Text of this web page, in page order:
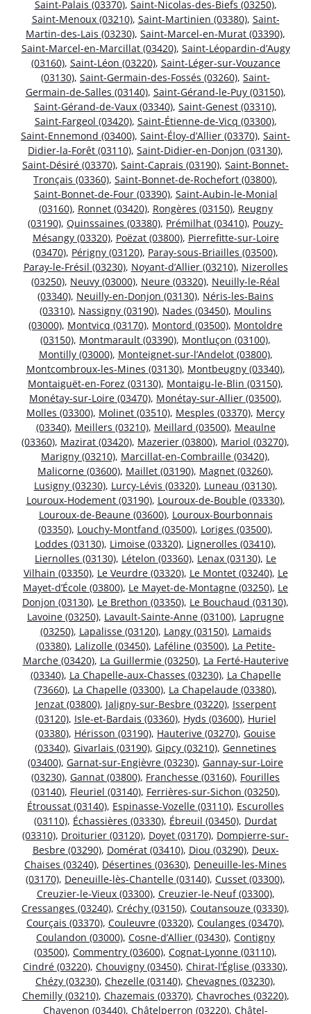
Saint-Palais (03370), Saint-Nicolas-des-Biefs (03250),
Saint-Menoux (03210), Saint-Martinien (03380), Saint-
Martin-des-Lais (03230), Saint-Marcel-en-Murat (03390),
Saint-Marcel-en-Marcillat (03420), Saint-Léopardin-d’Augy
(03160), Saint-Léon (03220), Saint-Léger-sur-Vouzance
(03130), Saint-Germain-des-Fossés (03260), Saint-
Germain-de-Salles (03140), Saint-Gérand-le-Puy (03150),
Saint-Gérand-de-Vaux (03340), Saint-Genest (03310),
Saint-Fargeol (03420), Saint-Étienne-de-Vicq (03300),
Saint-Ennemond (03400), Saint-Éloy-d’Allier (03370), Saint-
Didier-la-Forêt (03110), Saint-Didier-en-Donjon (03130),
Saint-Désiré (03370), Saint-Caprais (03190), Saint-Bonnet-
Tronçais (03360), Saint-Bonnet-de-Rochefort (03800),
Saint-Bonnet-de-Four (03390), Saint-Aubin-le-Monial
(03160), Ronnet (03420), Rongères (03150), Reugny
(03190), Quinssaines (03380), Prémilhat (03410), Pouzy-
Mésangy (03320), Poëzat (03800), Pierrefitte-sur-Loire
(03470), Périgny (03120), Paray-sous-Briailles (03500),
Paray-le-Frésil (03230), Noyant-d’Allier (03210), Nizerolles
(03250), Neuvy (03000), Neure (03320), Neuilly-le-Réal
(03340), Neuilly-en-Donjon (03130), Néris-les-Bains
(03310), Nassigny (03190), Nades (03450), Moulins
(03000), Montvicq (03170), Montord (03500), Montoldre
(03150), Montmarault (03390), Montluçon (03100),
Montilly (03000), Monteignet-sur-l’Andelot (03800),
Montcombroux-les-Mines (03130), Montbeugny (03340),
Montaiguët-en-Forez (03130), Montaigu-le-Blin (03150),
Monétay-sur-Loire (03470), Monétay-sur-Allier (03500),
Molles (03300), Molinet (03510), Mesples (03370), Mercy
(03340), Meillers (03210), Meillard (03500), Meaulne
(03360), Mazirat (03420), Mazerier (03800), Mariol (03270),
Marigny (03210), Marcillat-en-Combraille (03420),
Malicorne (03600), Maillet (03190), Magnet (03260),
Lusigny (03230), Lurcy-Lévis (03320), Luneau (03130),
Louroux-Hodement (03190), Louroux-de-Bouble (03330),
Louroux-de-Beaune (03600), Louroux-Bourbonnais
(03350), Louchy-Montfand (03500), Loriges (03500),
Loddes (03130), Limoise (03320), Lignerolles (03410),
Liernolles (03130), Lételon (03360), Lenax (03130), Le
Vilhain (03350), Le Veurdre (03320), Le Montet (03240), Le
Mayet-d’École (03800), Le Mayet-de-Montagne (03250), Le
Donjon (03130), Le Brethon (03350), Le Bouchaud (03130),
Lavoine (03250), Lavault-Sainte-Anne (03100), Laprugne
(03250), Lapalisse (03120), Langy (03150), Lamaids
(03380), Lalizolle (03450), Laféline (03500), La Petite-
Marche (03420), La Guillermie (03250), La Ferté-Hauterive
(03340), La Chapelle-aux-Chasses (03230), La Chapelle
(73660), La Chapelle (03300), La Chapelaude (03380),
Jenzat (03800), Jaligny-sur-Besbre (03220), Isserpent
(03120), Isle-et-Bardais (03360), Hyds (03600), Huriel
(03380), Hérisson (03190), Hauterive (03270), Gouise
(03340), Givarlais (03190), Gipcy (03210), Gennetines
(03400), Garnat-sur-Engièvre (03230), Gannay-sur-Loire
(03230), Gannat (03800), Franchesse (03160), Fourilles
(03140), Fleuriel (03140), Ferrières-sur-Sichon (03250),
Étroussat (03140), Espinasse-Vozelle (03110), Escurolles
(03110), Échassières (03330), Ébreuil (03450), Durdat
(03310), Droiturier (03120), Doyet (03170), Dompierre-sur-
Besbre (03290), Domérat (03410), Diou (03290), Deux-
Chaises (03240), Désertines (03630), Deneuille-les-Mines
(03170), Deneuille-lès-Chantelle (03140), Cusset (03300),
Creuzier-le-Vieux (03300), Creuzier-le-Neuf (03300),
Cressanges (03240), Créchy (03150), Coutansouze (03330),
Courçais (03370), Couleuvre (03320), Coulanges (03470),
Coulandon (03000), Cosne-d’Allier (03430), Contigny
(03500), Commentry (03600), Cognat-Lyonne (03110),
Cindré (03220), Chouvigny (03450), Chirat-l’Église (03330),
Chézy (03230), Chezelle (03140), Chevagnes (03230),
Chemilly (03210), Chazemais (03370), Chavroches (03220),
Chavenon (03440), Châtelperron (03220), Châtel-